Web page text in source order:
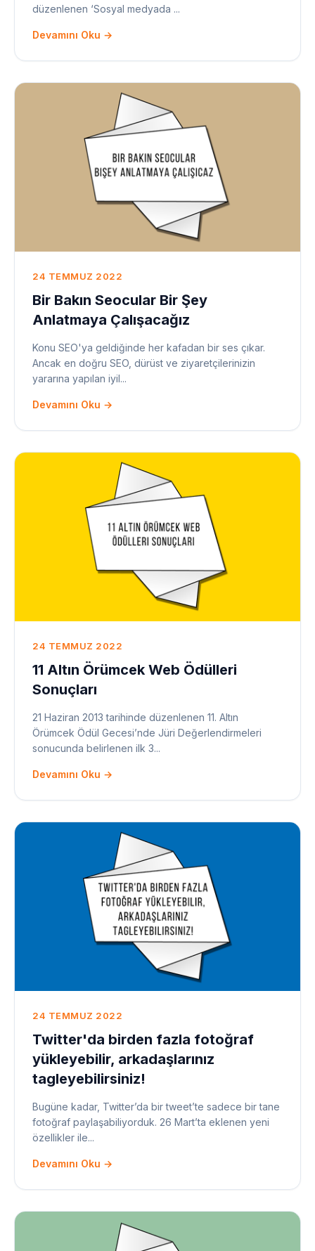
düzenlenen ‘Sosyal medyada ...
Devamını Oku →
24 TEMMUZ 2022
Bir Bakın Seocular Bir Şey
Anlatmaya Çalışacağız
Konu SEO'ya geldiğinde her kafadan bir ses çıkar.
Ancak en doğru SEO, dürüst ve ziyaretçilerinizin
yararına yapılan iyil...
Devamını Oku →
24 TEMMUZ 2022
11 Altın Örümcek Web Ödülleri
Sonuçları
21 Haziran 2013 tarihinde düzenlenen 11. Altın
Örümcek Ödül Gecesi’nde Jüri Değerlendirmeleri
sonucunda belirlenen ilk 3...
Devamını Oku →
24 TEMMUZ 2022
Twitter'da birden fazla fotoğraf
yükleyebilir, arkadaşlarınız
tagleyebilirsiniz!
Bugüne kadar, Twitter’da bir tweet’te sadece bir tane
fotoğraf paylaşabiliyorduk. 26 Mart’ta eklenen yeni
özellikler ile...
Devamını Oku →